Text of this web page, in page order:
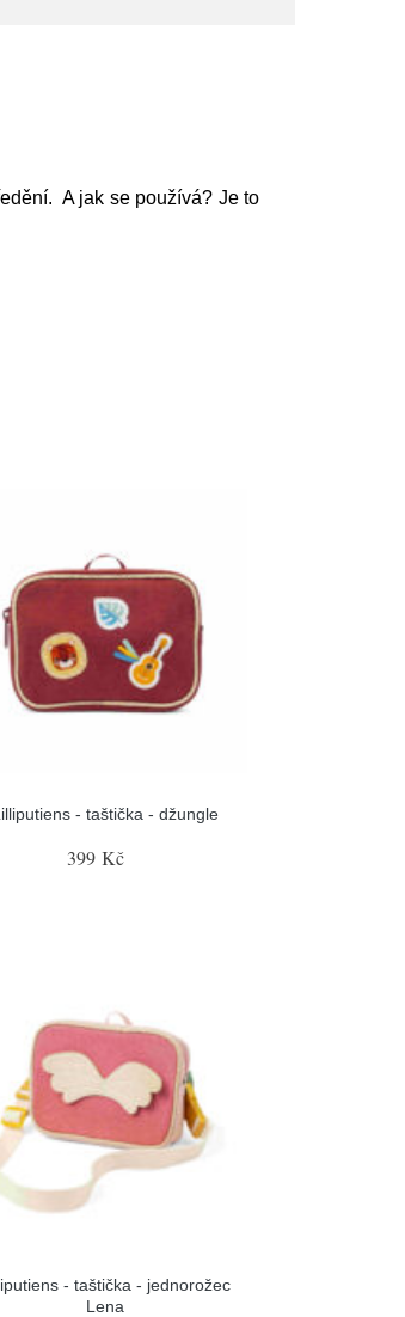
A jak se používá? Je to
- taštička - džungle
399 Kč
- taštička - jednorožec
Lena